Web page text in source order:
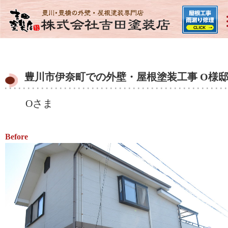
豊川市伊奈町での外壁・屋根塗装工事 O様邸
Oさま
Before